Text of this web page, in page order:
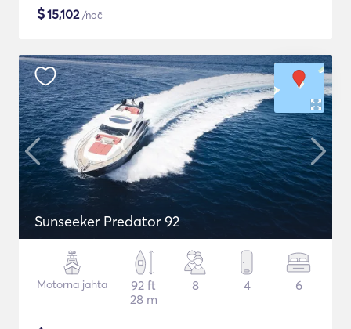
$15,102/noč
Sunseeker Predator 92
Motorna jahta
92 ft
28 m
8 4 6